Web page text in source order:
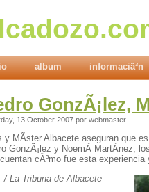
album informaciã³n
GonzÃ¡lez,
13 October 2007 por webmaster
y MÃ­ster Albacete aseguran que
GonzÃ¡lez y NoemÃ­ MartÃ­nez,
cÃ³mo fue esta
/ La Tribuna de Albacete